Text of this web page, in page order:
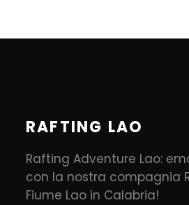
RAFTING LAO
Rafting Adventure Lao:
con la nostra compagnia
Fiume Lao in Calabria!